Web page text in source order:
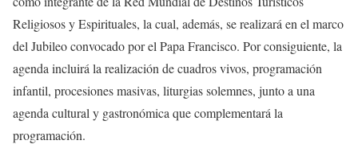
Religiosos y Espirituales, la cual, además, se realizará en el marco
del Jubileo convocado por el Papa Francisco. Por consiguiente, la
agenda incluirá la realización de cuadros vivos, programación
infantil, procesiones masivas, liturgias solemnes, junto a una
agenda cultural y gastronómica que complementará la
programación.